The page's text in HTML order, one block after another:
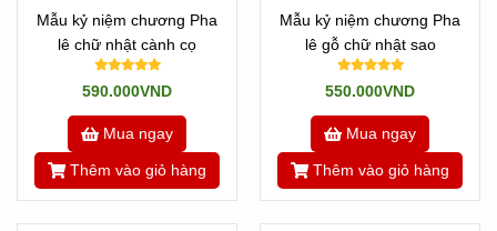
Mẫu kỷ niệm chương Pha
lê chữ nhật cành cọ
590.000VND
Mua ngay
Thêm vào giỏ hàng
Mẫu kỷ niệm chương Pha
lê gỗ chữ nhật sao
550.000VND
Mua ngay
Thêm vào giỏ hàng